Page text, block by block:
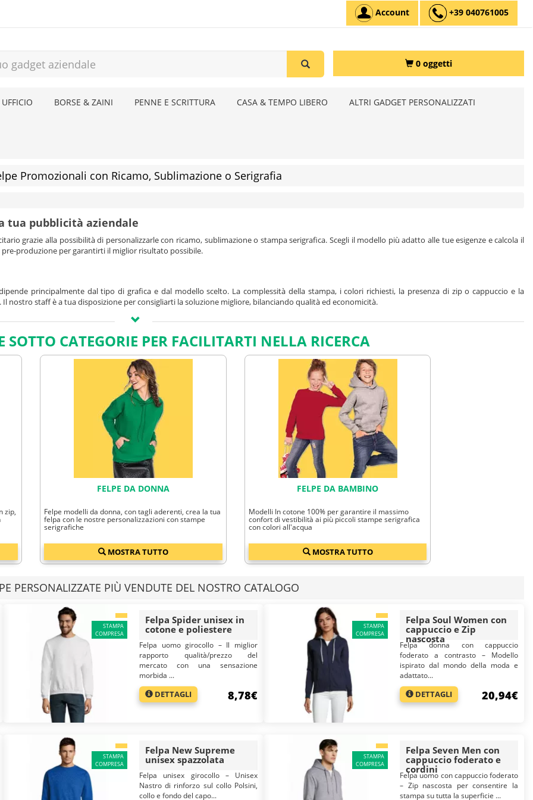
Account +39 040761005
0 oggetti
BORSE & ZAINI PENNE E SCRITTURA CASA & TEMPO LIBERO ALTRI GADGET PERSONALIZZATI
Promozionali con Ricamo, Sublimazione o Serigrafia
tua pubblicità aziendale
grazie alla possibilità di personalizzarle con ricamo, sublimazione o stampa serigrafica. Scegli il modello più adatto alle tue esigenze e calcola il
produzione per garantirti il miglior risultato possibile.
principalmente dal tipo di grafica e dal modello scelto. La complessità della stampa, i colori richiesti, la presenza di zip o cappuccio e la
staff è a tua disposizione per consigliarti la soluzione migliore, bilanciando qualità ed economicità.
Grammature pesanti (sopra 280 gr) sono adatte per l'inverno, mentre quelle più leggere sono ideali per primavera e autunno. Altri elementi da
Per massimizzare l’efficacia promozionale consigliamo di abbinare le felpe a unapolo personalizzata, incrementando così la visibilità del tuo
frontalmente al centro o sul retro all'altezza delle spalle. Tuttavia, offriamo la possibilità di personalizzazioni speciali su maniche o altre posizioni
esperti potranno verificarne la fattibilità e suggerire eventualmente una diversa tecnica di stampa per un risultato ottimale.
Le
sono prevalentemente in cotone, ideali per tutte le stagioni, mentre il pile, realizzato principalmente in poliestere, è più
promozionali, come scuole, centri sportivi, aziende o eventi. Questo capo d'abbigliamento promozionale è efficace nel diffondere il tuo
negli ambienti formali, puoi integrare il tuo abbigliamento promozionale conpolo ricamate, per coprire ogni occasione promozionale.
semplice ed efficace. Indossate quotidianamente da persone di ogni età, aumentano la visibilità della tua azienda in molteplici contesti quotidiani,
SOTTO CATEGORIE PER FACILITARTI NELLA RICERCA
zip,
FELPE DA DONNA
Felpe modelli da donna, con tagli aderenti, crea la tua
felpa con le nostre personalizzazioni con stampe
serigrafiche
MOSTRA TUTTO
FELPE DA BAMBINO
Modelli In cotone 100% per garantire il massimo
confort di vestibilità ai più piccoli stampe serigrafica
con colori all'acqua
MOSTRA TUTTO
PERSONALIZZATE PIÙ VENDUTE DEL NOSTRO CATALOGO
STAMPA
COMPRESA
Felpa Spider unisex in
cotone e poliestere
Felpa uomo girocollo – Il miglior
rapporto qualità/prezzo del
mercato con una sensazione
morbida ...
DETTAGLI 8,78€
STAMPA
COMPRESA
Felpa Soul Women con
cappuccio e Zip
nascosta
Felpa donna con cappuccio
foderato a contrasto – Modello
ispirato dal mondo della moda e
adattato...
DETTAGLI 20,94€
STAMPA
COMPRESA
Felpa New Supreme
unisex spazzolata
Felpa unisex girocollo – Unisex
Nastro di rinforzo sul collo Polsini,
collo e fondo del capo...
STAMPA
COMPRESA
Felpa Seven Men con
cappuccio foderato e
cordini
Felpa uomo con cappuccio foderato
– Zip nascosta per consentire la
stampa su tutta la superficie ...